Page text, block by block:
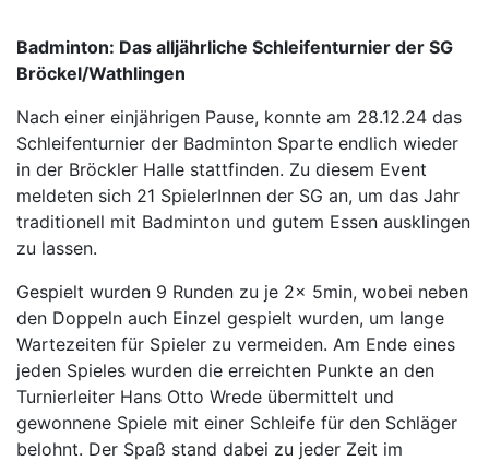
Badminton: Das alljährliche Schleifenturnier der SG
Bröckel/Wathlingen
Nach einer einjährigen Pause, konnte am 28.12.24 das
Schleifenturnier der Badminton Sparte endlich wieder
in der Bröckler Halle stattfinden. Zu diesem Event
meldeten sich 21 SpielerInnen der SG an, um das Jahr
traditionell mit Badminton und gutem Essen ausklingen
zu lassen.
Gespielt wurden 9 Runden zu je 2x 5min, wobei neben
den Doppeln auch Einzel gespielt wurden, um lange
Wartezeiten für Spieler zu vermeiden. Am Ende eines
jeden Spieles wurden die erreichten Punkte an den
Turnierleiter Hans Otto Wrede übermittelt und
gewonnene Spiele mit einer Schleife für den Schläger
belohnt. Der Spaß stand dabei zu jeder Zeit im